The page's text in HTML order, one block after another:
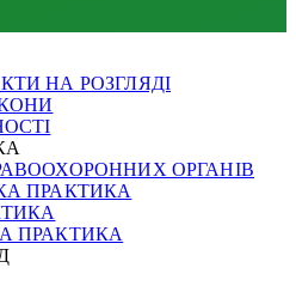
НА РОЗГЛЯДІ
ОРГАНІВ
ПРАКТИКА
ПРАКТИКА